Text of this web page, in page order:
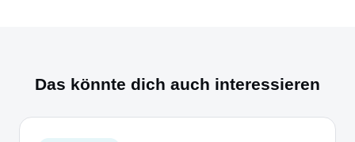
Das könnte dich auch interessieren